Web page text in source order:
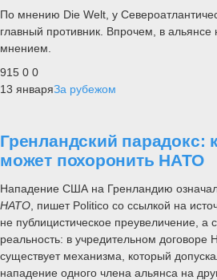
По мнению Die Welt, у
главный противник. Впрочем, в альянсе
мнением.
915 0 0
13 январяЗа рубежом
Гренландский парадокс:
может похоронить НАТО
Нападение США на Гренландию
НАТО , пишет Politico со ссылкой на
не публицистическое преувеличение, а
реальность: в учредительном договоре
существует механизма, который
нападение одного члена альянса на